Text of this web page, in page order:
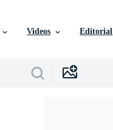
Videos Editorial